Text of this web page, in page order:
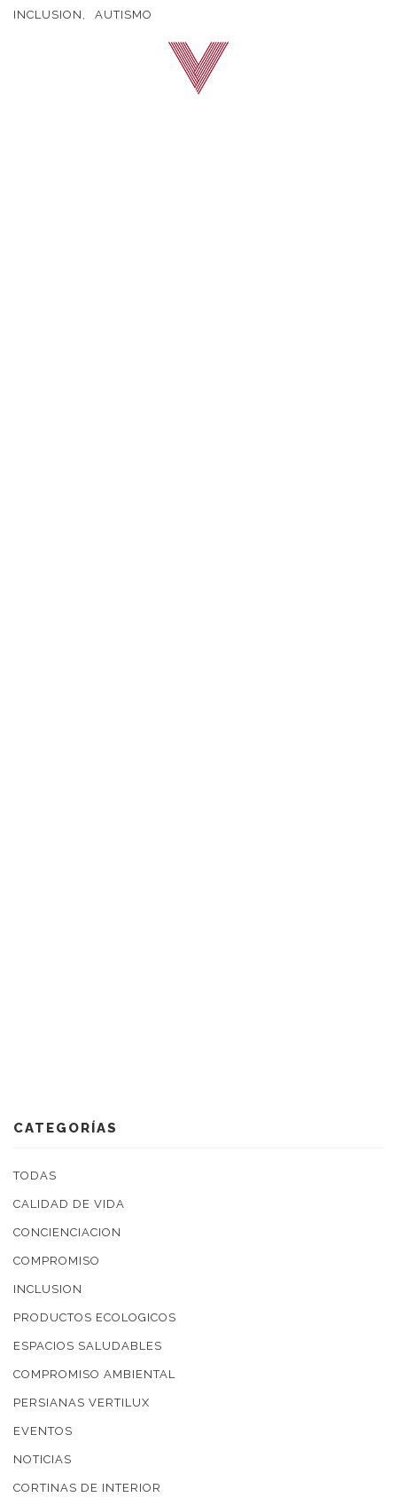
INCLUSION,
AUTISMO
CATEGORÍAS
TODAS
CALIDAD DE VIDA
CONCIENCIACION
COMPROMISO
INCLUSION
PRODUCTOS ECOLOGICOS
ESPACIOS SALUDABLES
COMPROMISO AMBIENTAL
PERSIANAS VERTILUX
EVENTOS
NOTICIAS
CORTINAS DE INTERIOR